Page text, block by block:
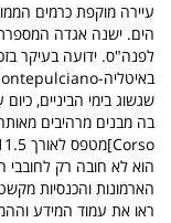
לפנה"ס. ידועה בעיקר
שגשוג בימי הביניים,
הוא לא חובה רק לחובבי
הארמונות והכנסיות
ראו את עמוד המידע